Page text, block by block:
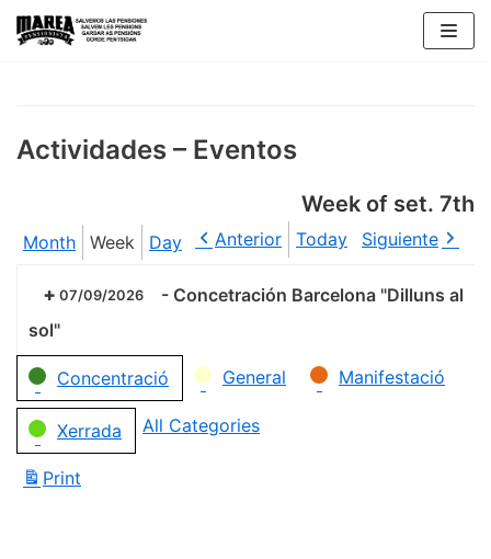
Skip
Actividades – Eventos
Week of set. 7th
Month Week Day Anterior Today Siguiente
07/09/2026 - Concetración Barcelona "Dilluns al
sol"
Categories
Concentració General Manifestació
Xerrada All Categories
Print